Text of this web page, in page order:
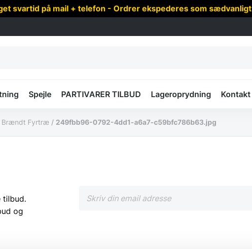
svartid på mail + telefon - Ordrer ekspederes som sædvanligt
Spejle PARTIVARER TILBUD Lageroprydning Kontakt
Brændt Fyrtræ / 249fbb96-0792-4dd1-a6a7-c59bfc786b63.jpg
tilbud.
og